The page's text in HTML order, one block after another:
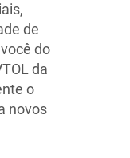
de
do
da
o
novos